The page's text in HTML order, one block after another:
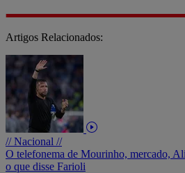
Artigos Relacionados:
// Nacional //
O telefonema de Mourinho, mercado,
o que disse Farioli